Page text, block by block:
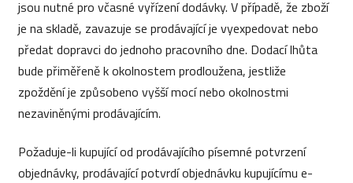
jsou nutné pro včasné vyřízení dodávky. V případě, že zboží
je na skladě, zavazuje se prodávající je vyexpedovat nebo
předat dopravci do jednoho pracovního dne. Dodací lhůta
bude přiměřeně k okolnostem prodloužena, jestliže
zpoždění je způsobeno vyšší mocí nebo okolnostmi
nezaviněnými prodávajícím.
Požaduje-li kupující od prodávajícího písemné potvrzení
objednávky, prodávající potvrdí objednávku kupujícímu e-